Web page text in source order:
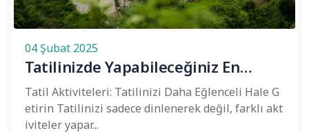
04 Şubat 2025
Tatilinizde Yapabileceğiniz En
Eğlenceli Aktiviteler
Tatil Aktiviteleri: Tatilinizi Daha Eğlenceli Hale G
etirin Tatilinizi sadece dinlenerek değil, farklı akt
iviteler yapar...